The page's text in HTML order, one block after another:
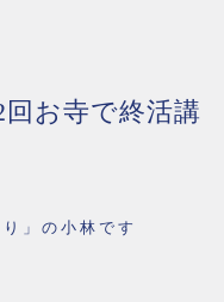
お寺で終活講
」の小林です